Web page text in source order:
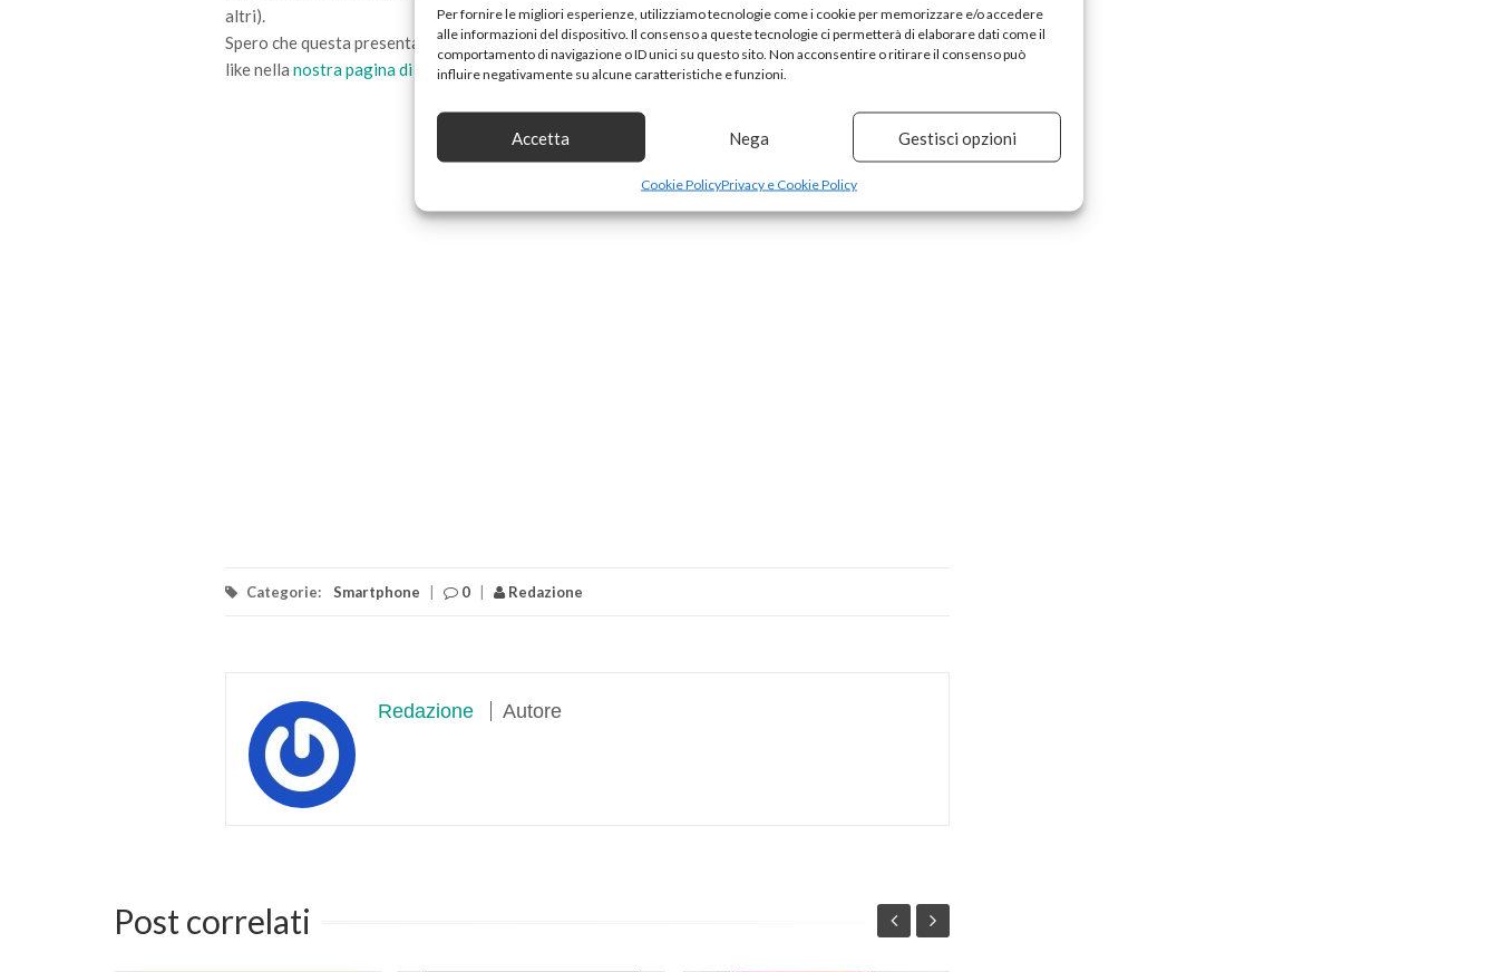
Per fornire le migliori esperienze, utilizziamo tecnologie come i cookie per memorizzare e/o accedere
alle informazioni del dispositivo. Il consenso a queste tecnologie ci permetterà di elaborare dati come il
comportamento di navigazione o ID unici su questo sito. Non acconsentire o ritirare il consenso può
influire negativamente su alcune caratteristiche e funzioni.
Accetta Nega Gestisci opzioni
Cookie PolicyPrivacy e Cookie Policy
altri).
Spero che questa presentazione ti sia piaciuta e se ti fa piacere lasciaci un commento oppure un
like nella nostra pagina di Facebook.
Categorie: Smartphone 0 Redazione
Redazione Autore
Post correlati